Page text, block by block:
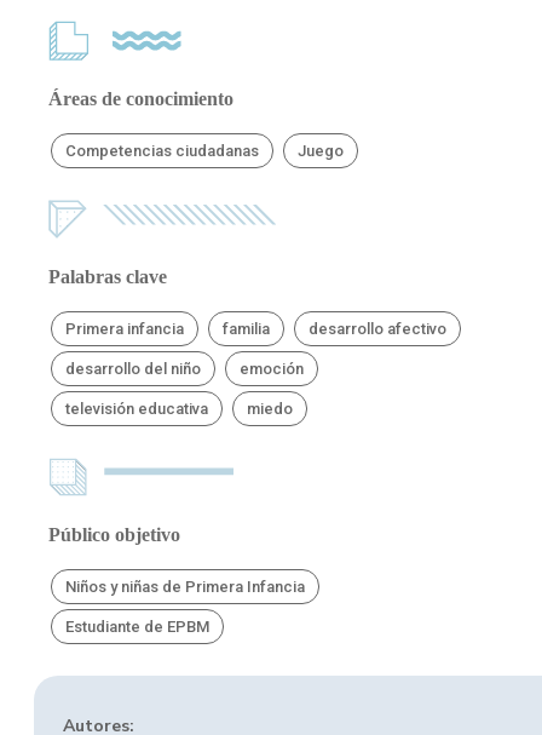
Áreas de conocimiento
Competencias ciudadanas Juego
Palabras clave
Primera infancia familia desarrollo afectivo
desarrollo del niño emoción
televisión educativa miedo
Público objetivo
Niños y niñas de Primera Infancia
Estudiante de EPBM
Autores: